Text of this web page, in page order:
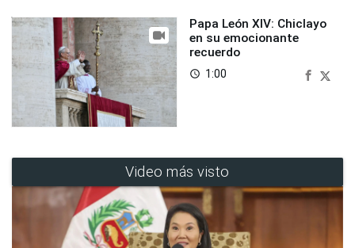
Papa León XIV: Chiclayo
en su emocionante
recuerdo
access_time 1:00
Video más visto